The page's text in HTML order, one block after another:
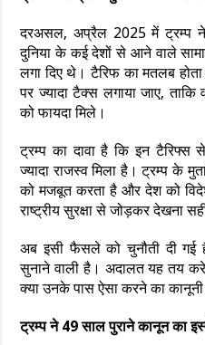
दरअसल, अप्रैल 2025 में ट्रम्प ने
दुनिया के कई देशों से आने वाले
लगा दिए थे। टैरिफ का मतलब
पर ज्यादा टैक्स लगाया जाए,
को फायदा मिले।
ट्रम्प का दावा है कि इन
ज्यादा राजस्व मिला है। ट्रम्प के
को मजबूत करता है और देश को
राष्ट्रीय सुरक्षा से जोड़कर देखना
अब इसी फैसले को चुनौती दी गई
सुनाने वाली है। अदालत यह तय
क्या उनके पास ऐसा करने का कानूनी
ट्रम्प ने 49 साल पुराने कानून का